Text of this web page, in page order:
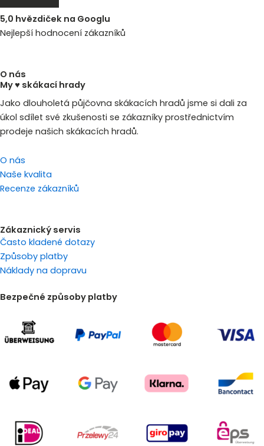
5,0 hvězdiček na Googlu
Nejlepší hodnocení zákazníků
O nás
My ♥ skákací hrady
Jako dlouholetá půjčovna skákacích hradů jsme si dali za
úkol sdílet své zkušenosti se zákazníky prostřednictvím
prodeje našich skákacích hradů.
O nás
Naše kvalita
Recenze zákazníků
Zákaznický servis
Často kladené dotazy
Způsoby platby
Náklady na dopravu
Bezpečné způsoby platby